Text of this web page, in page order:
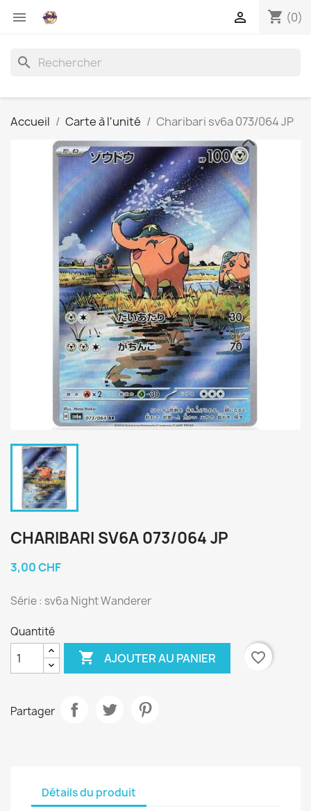
 shopping_cart (0)

search
Accueil Carte à l'unité Charibari sv6a 073/064 JP
CHARIBARI SV6A 073/064 JP
3,00 CHF
Série : sv6a Night Wanderer
Quantité
 AJOUTER AU PANIER favorite_border
Partager
Détails du produit